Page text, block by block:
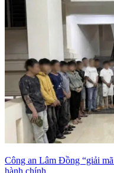
Công an Lâm Đồng “giải